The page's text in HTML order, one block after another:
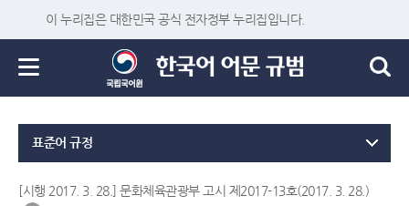
이 누리집은 대한민국 공식 전자정부 누리집입니다.
표준어 규정
[시행 2017. 3. 28.] 문화체육관광부 고시 제2017-13호(2017. 3. 28.)